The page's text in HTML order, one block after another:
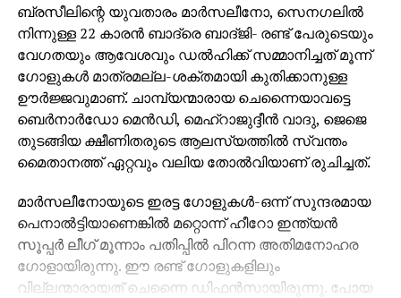
ബ്രസീലിന്റെ യുവതാരം മാര്‍സലീനോ, സെനഗലില്‍
നിന്നുള്ള 22 കാരന്‍ ബാദ്രെ ബാദ്ജി- രണ്ട് പേരുടെയും
വേഗതയും ആവേശവും ഡല്‍ഹിക്ക് സമ്മാനിച്ചത് മൂന്ന്
ഗോളുകള്‍ മാത്രമല്ല-ശക്തമായി കുതിക്കാനുള്ള
ഊര്‍ജ്ജവുമാണ്. ചാമ്പ്യന്മാരായ ചെന്നൈയാവട്ടെ
ബെര്‍നാര്‍ഡോ മെന്‍ഡി, മെഹ്‌റാജുദ്ദീന്‍ വാദു, ജെജെ
തുടങ്ങിയ ക്ഷീണിതരുടെ ആലസ്യത്തില്‍ സ്വന്തം
മൈതാനത്ത് ഏറ്റവും വലിയ തോല്‍വിയാണ് രുചിച്ചത്.
മാര്‍സലീനോയുടെ ഇരട്ട ഗോളുകള്‍-ഒന്ന് സുന്ദരമായ
പെനാല്‍ട്ടിയാണെങ്കില്‍ മറ്റൊന്ന് ഹീറോ ഇന്ത്യന്‍
സൂപ്പര്‍ ലീഗ് മൂന്നാം പതിപ്പില്‍ പിറന്ന അതിമനോഹര
ഗോളായിരുന്നു. ഈ രണ്ട് ഗോളുകളിലും
വില്ലന്മാരായത് ചെന്നൈ ഡിഫന്‍സായിരുന്നു. പോയ